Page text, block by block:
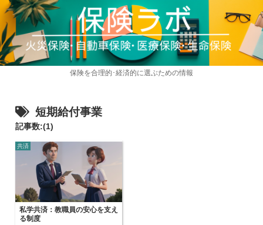
保険を合理的･経済的に選ぶための情報
短期給付事業
記事数:(1)
共済
私学共済：教職員の安心を支え
る制度